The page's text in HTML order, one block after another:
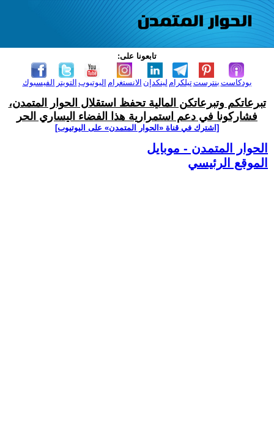
تابعونا على:
الفيسبوك التويتر اليوتيوب الانستغرام لينكدإن تيلكرامبنترست بودكاست
تبرعاتكم وتبرعاتكن المالية تحفظ استقلال الحوار المتمدن،
فشاركونا في دعم استمرارية هذا الفضاء اليساري الحر
[اشترك في قناة ‫«الحوار المتمدن» على اليوتيوب]
الحوار المتمدن - موبايل
الموقع الرئيسي